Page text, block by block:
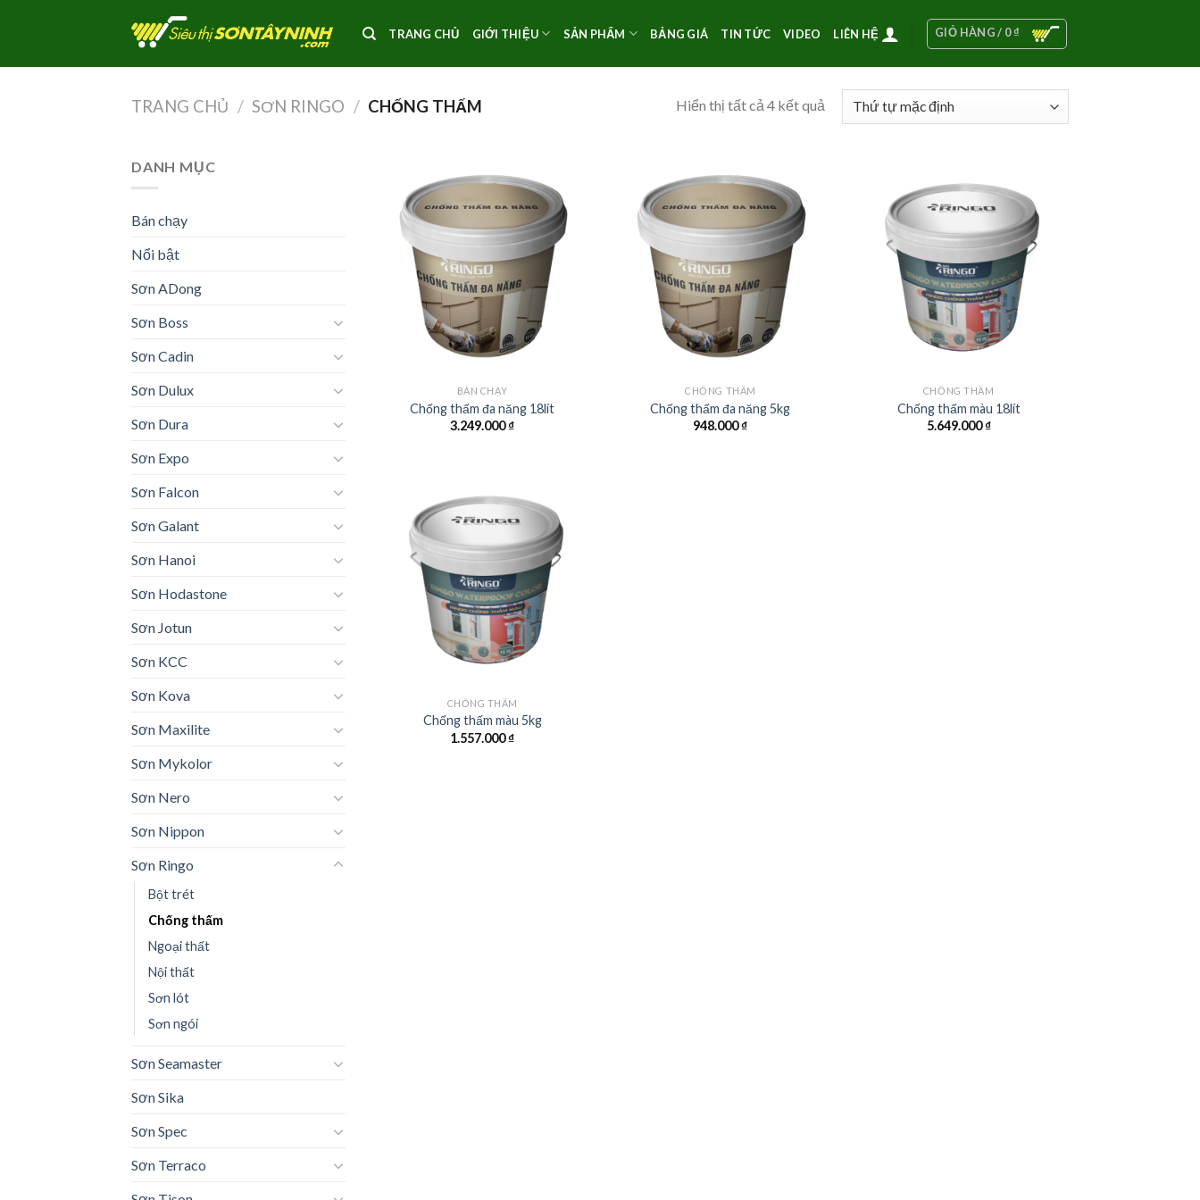
TRANG CHỦ GIỚI THIỆU SẢN PHẨM BẢNG GIÁ TIN TỨC VIDEO LIÊN HỆ GIỎ HÀNG / 0₫
TRANG CHỦ / SƠN RINGO / CHỐNG THẤM Hiển thị tất cả 4 kết quả
DANH MỤC
Bán chạy
Nổi bật
Sơn ADong
Sơn Boss
Sơn Cadin
Sơn Dulux
Sơn Dura
Sơn Expo
Sơn Falcon
Sơn Galant
Sơn Hanoi
Sơn Hodastone
Sơn Jotun
Sơn KCC
Sơn Kova
Sơn Maxilite
Sơn Mykolor
Sơn Nero
Sơn Nippon
Sơn Ringo
Bột trét
Chống thấm
Ngoại thất
Nội thất
Sơn lót
Sơn ngói
Sơn Seamaster
Sơn Sika
Sơn Spec
Sơn Terraco
BÁN CHẠY
Chống thấm đa năng 18lít
3.249.000₫
CHỐNG THẤM
Chống thấm đa năng 5kg
948.000₫
CHỐNG THẤM
Chống thấm màu 18lít
5.649.000₫
CHỐNG THẤM
Chống thấm màu 5kg
1.557.000₫